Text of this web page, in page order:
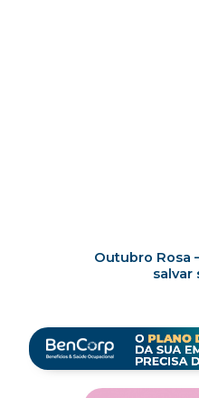
Outubro Rosa
salvar